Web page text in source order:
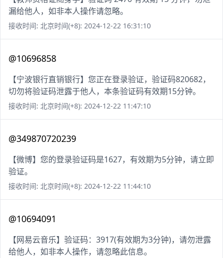
漏给他人，如非本人操作请忽略。
接收时间: 北京时间(+8): 2024-12-22 16:31:10
@10696858
【宁波银行直销银行】您正在登录验证，验证码820682，
切勿将验证码泄露于他人，本条验证码有效期15分钟。
接收时间: 北京时间(+8): 2024-12-22 11:47:10
@349870720239
【微博】您的登录验证码是1627，有效期为5分钟，请立即
验证。
接收时间: 北京时间(+8): 2024-12-22 11:44:10
@10694091
【网易云音乐】验证码：3917(有效期为3分钟)，请勿泄露
给他人，如非本人操作，请忽略此信息。